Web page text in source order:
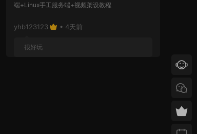
端+Linux手工服务端+视频架设教程
yhb123123 • 4天前
很好玩